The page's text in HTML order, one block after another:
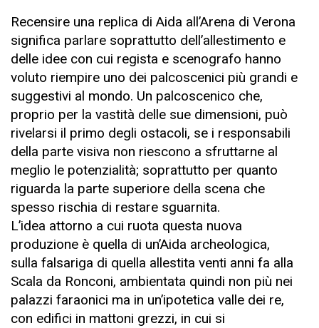
Recensire una replica di Aida all’Arena di Verona
significa parlare soprattutto dell’allestimento e
delle idee con cui regista e scenografo hanno
voluto riempire uno dei palcoscenici più grandi e
suggestivi al mondo. Un palcoscenico che,
proprio per la vastità delle sue dimensioni, può
rivelarsi il primo degli ostacoli, se i responsabili
della parte visiva non riescono a sfruttarne al
meglio le potenzialità; soprattutto per quanto
riguarda la parte superiore della scena che
spesso rischia di restare sguarnita.
L’idea attorno a cui ruota questa nuova
produzione è quella di un’Aida archeologica,
sulla falsariga di quella allestita venti anni fa alla
Scala da Ronconi, ambientata quindi non più nei
palazzi faraonici ma in un’ipotetica valle dei re,
con edifici in mattoni grezzi, in cui si